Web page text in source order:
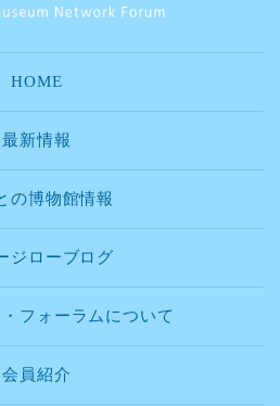
HOME
最新情報
の博物館情報
ジローブログ
フォーラムについて
会員紹介